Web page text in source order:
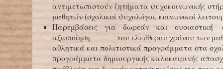
αντιμετωπιστούν ζητήματα ψυχοκοινωνικής
μαθητών (σχολικοί ψυχολόγοι, κοινωνικοί
Παρεμβάσεις για δωρεάν και ουσιαστική
αξιοποίηση του ελεύθερου χρόνου των
αθλητικά και πολιτιστικά προγράμματα στα
προγράμματα δημιουργικής καλοκαιρινής